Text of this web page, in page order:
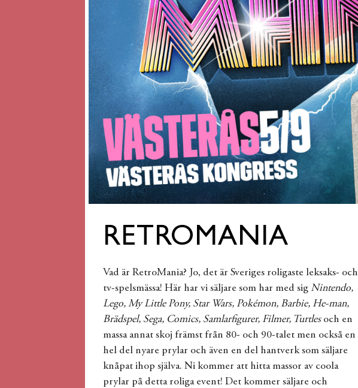
RETROMANIA
Vad är RetroMania? Jo, det är Sveriges roligaste leksaks- och
tv-spelsmässa! Här har vi säljare som har med sig Nintendo,
Lego, My Little Pony, Star Wars, Pokémon, Barbie, He-man,
Brädspel, Sega, Comics, Samlarfigurer, Filmer, Turtlesoch en
massa annat skoj främst från 80- och 90-talet men också en
hel del nyare prylar och även en del hantverk som säljare
knåpat ihop själva. Ni kommer att hitta massor av coola
prylar på detta roliga event! Det kommer säljare och